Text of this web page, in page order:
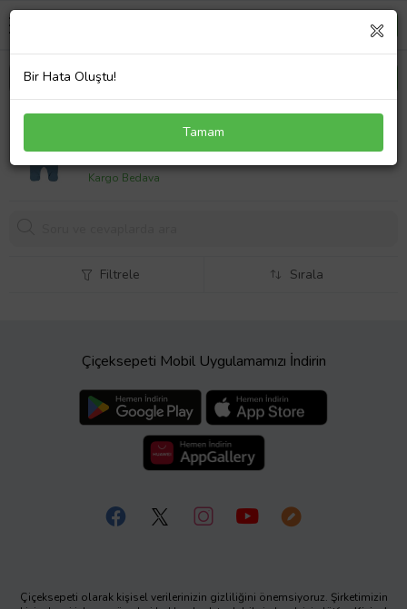
Boydan Çıtçıtlı Basic Tulum (Mavi)
899,90 TL
Kargo Bedava
Filtrele Sırala
Çiçeksepeti Mobil Uygulamamızı İndirin
Çiçeksepeti olarak kişisel verilerinizin gizliliğini önemsiyoruz. Şirketimizin
Bir Hata Oluştu!
Tamam